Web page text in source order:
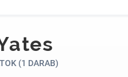
(1 DARAB)